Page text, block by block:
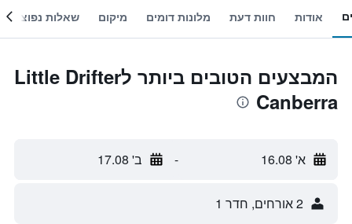
אודות חוות דעת מלונות דומים מיקום שאלות נפוצות
המבצעים הטובים ביותר לLittle Drifter
Canberra
א' 16.08 - ב' 17.08
2 אורחים, חדר 1